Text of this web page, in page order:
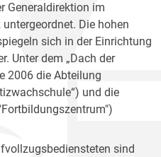
Generaldirektion im
Die hohen
sich in der Einrichtung
Unter dem „Dach der
2006 die Abteilung
und die
sind